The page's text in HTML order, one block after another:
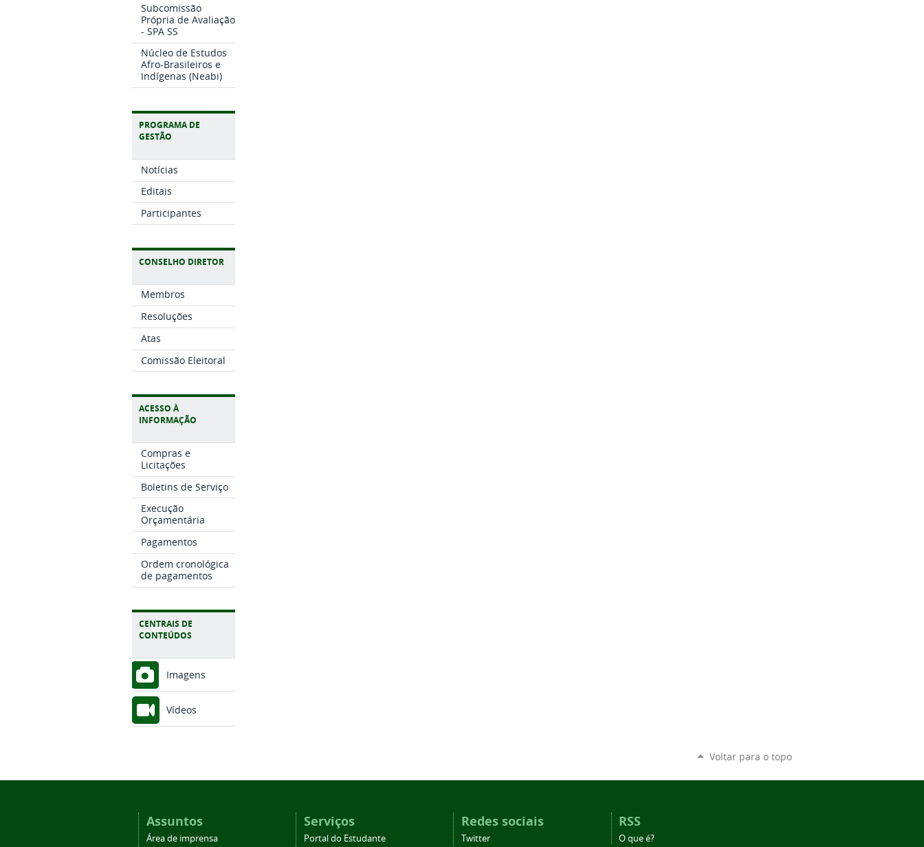
Subcomissão
Própria de Avaliação
- SPA SS
Núcleo de Estudos
Afro-Brasileiros e
Indígenas (Neabi)
PROGRAMA DE
GESTÃO
Notícias
Editais
Participantes
CONSELHO DIRETOR
Membros
Resoluções
Atas
Comissão Eleitoral
ACESSO À
INFORMAÇÃO
Compras e
Licitações
Boletins de Serviço
Execução
Orçamentária
Pagamentos
Ordem cronológica
de pagamentos
CENTRAIS DE
CONTEÚDOS
Imagens
Vídeos
Voltar para o topo
Assuntos
Área de imprensa
Serviços
Portal do Estudante
Redes sociais
Twitter
RSS
O que é?